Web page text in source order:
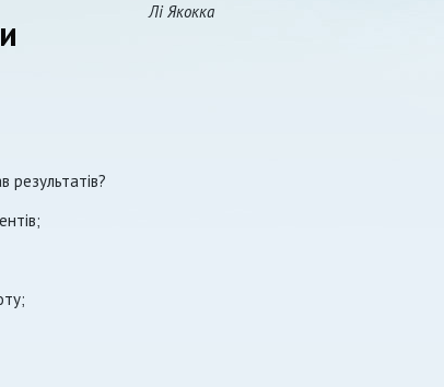
Лі Якокка
результатів?